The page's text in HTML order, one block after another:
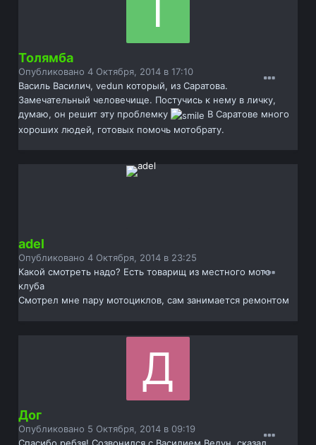
Толямба
Опубликовано4 Октября, 2014 в 17:10
Василь Василич, vedun который, из Саратова.
Замечательный человечище. Постучись к нему в личку,
думаю, он решит эту проблемку
В Саратове много
хороших людей, готовых помочь мотобрату.
adel
Опубликовано4 Октября, 2014 в 23:25
Какой смотреть надо? Есть товарищ из местного мото
клуба
Смотрел мне пару мотоциклов, сам занимается ремонтом
Дог
Опубликовано 5 Октября, 2014 в 09:19